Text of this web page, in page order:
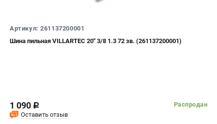
Артикул: 261137200001
Шина пильная VILLARTEC 20" 3/8 1.3 72 зв. (261137200001)
1 090 c
Распродан
Оставить отзыв